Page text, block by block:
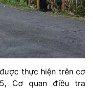
thực hiện trên cơ
Cơ quan điều tra